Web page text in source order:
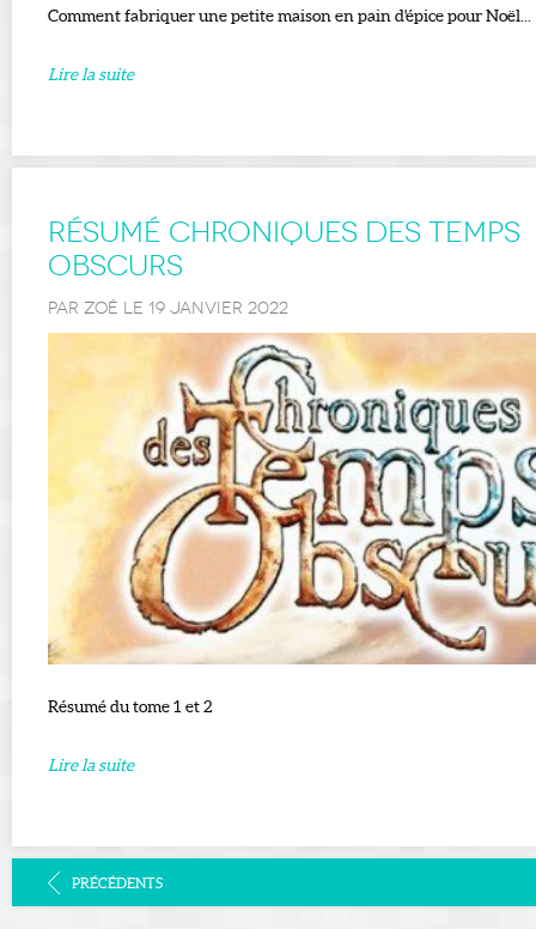
Comment fabriquer une petite maison en pain d'épice pour Noël...
Lire la suite
Résumé Chroniques des temps
Obscurs
PAR ZOÉ LE 19 JANVIER 2022
Résumé du tome 1 et 2
Lire la suite
PRÉCÉDENTS